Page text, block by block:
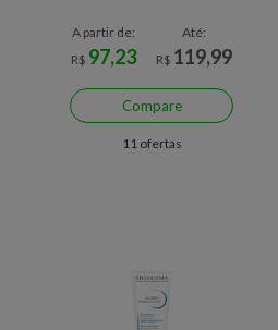
A partir de:
R$ 97,23
Até:
R$ 119,99
Compare
11 ofertas